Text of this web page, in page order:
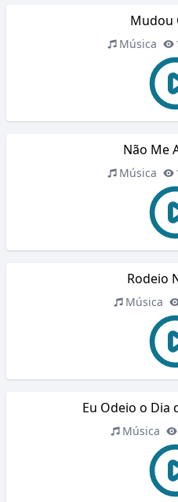
Mudou
Música
Não Me
Música
Rodeio
Música
Eu Odeio o Dia
Música